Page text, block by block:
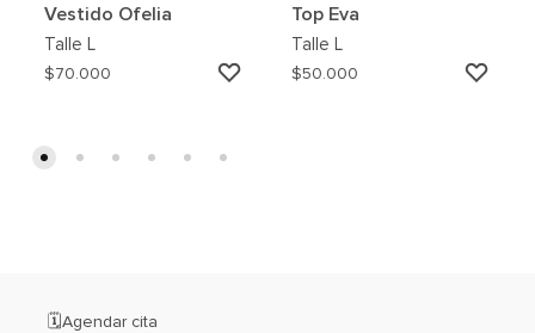
Vestido Ofelia
Talle L
$70.000
AGREGAR
Top Eva
Talle L
$50.000
🗓️Agendar cita